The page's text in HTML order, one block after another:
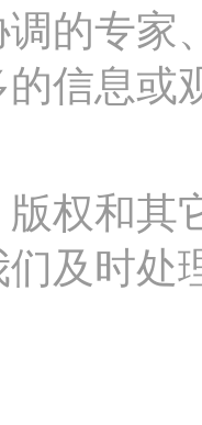
的专家
信息或
权和其
及时处